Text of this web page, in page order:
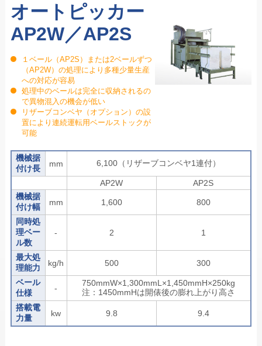
オートピッカー
AP2W／AP2S
１ベール（AP2S）または2ベールずつ
（AP2W）の処理により多種少量生産
への対応が容易
処理中のベールは完全に収納されるの
で異物混入の機会が低い
リザーブコンベヤ（オプション）の設
置により連続運転用ベールストックが
可能
機械据
付け長
mm 6,100（リザーブコンベヤ1連付）
AP2W
AP2S
機械据
付け幅
mm 1,600 800
同時処
理ベー
ル数
- 2 1
最大処
理能力
kg/h 500 300
ベール
仕様
-
750mmW×1,300mmL×1,450mmH×250kg
注：1450mmHは開俵後の膨れ上がり高さ
搭載電
力量
kw 9.8 9.4